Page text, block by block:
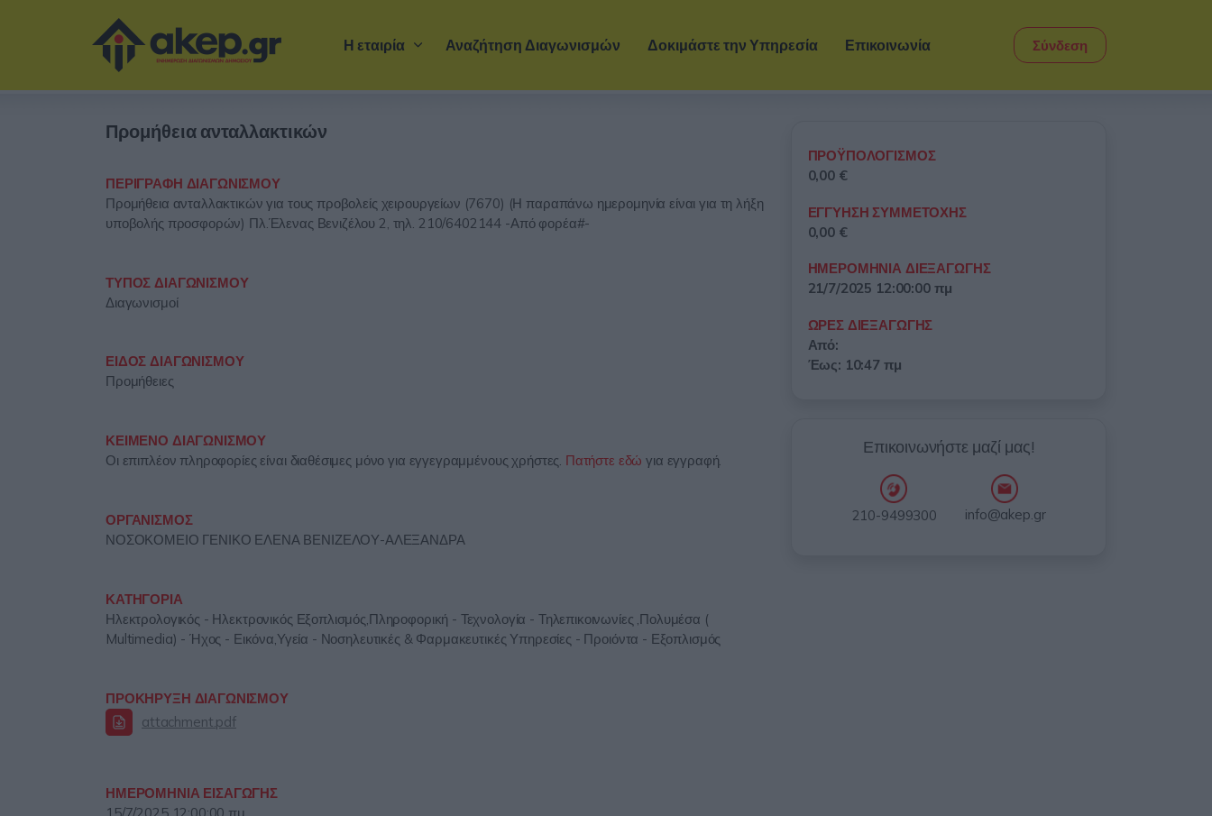
Η εταιρία
Αναζήτηση Διαγωνισμών Δοκιμάστε την Υπηρεσία Επικοινωνία Σύνδεση
Προμήθεια ανταλλακτικών
ΠΕΡΙΓΡΑΦΗ ΔΙΑΓΩΝΙΣΜΟΥ
Προμήθεια ανταλλακτικών για τους προβολείς χειρουργείων (7670) (Η παραπάνω ημερομηνία είναι για τη λήξη
υποβολής προσφορών) Πλ.Έλενας Βενιζέλου 2, τηλ. 210/6402144 -Από φορέα#-
ΤΥΠΟΣ ΔΙΑΓΩΝΙΣΜΟΥ
Διαγωνισμοί
ΕΙΔΟΣ ΔΙΑΓΩΝΙΣΜΟΥ
Προμήθειες
ΚΕΙΜΕΝΟ ΔΙΑΓΩΝΙΣΜΟΥ
Οι επιπλέον πληροφορίες είναι διαθέσιμες μόνο για εγγεγραμμένους χρήστες. Πατήστε εδώ για εγγραφή.
ΟΡΓΑΝΙΣΜΟΣ
ΝΟΣΟΚΟΜΕΙΟ ΓΕΝΙΚΟ ΕΛΕΝΑ ΒΕΝΙΖΕΛΟΥ-ΑΛΕΞΑΝΔΡΑ
ΚΑΤΗΓΟΡΙΑ
Ηλεκτρολογικός - Ηλεκτρονικός Εξοπλισμός,Πληροφορική - Τεχνολογία - Τηλεπικοινωνίες ,Πολυμέσα (
Multimedia) - Ήχος - Εικόνα,Υγεία - Νοσηλευτικές & Φαρμακευτικές Υπηρεσίες - Προιόντα - Εξοπλισμός
ΠΡΟΚΗΡΥΞΗ ΔΙΑΓΩΝΙΣΜΟΥ
attachment.pdf
ΗΜΕΡΟΜΗΝΙΑ ΕΙΣΑΓΩΓΗΣ
ΠΡΟΫΠΟΛΟΓΙΣΜΟΣ
0,00 €
ΕΓΓΥΗΣΗ ΣΥΜΜΕΤΟΧΗΣ
0,00 €
ΗΜΕΡΟΜΗΝΙΑ ΔΙΕΞΑΓΩΓΗΣ
21/7/2025 12:00:00 πμ
ΩΡΕΣ ΔΙΕΞΑΓΩΓΗΣ
Από:
Έως: 10:47 πμ
Επικοινωνήστε μαζί μας!
210-9499300 info@akep.gr